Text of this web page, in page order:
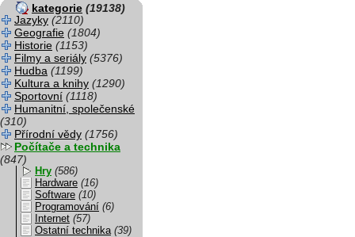
kategorie (19138)
Jazyky (2110)
Geografie (1804)
Historie (1153)
Filmy a seriály (5376)
Hudba (1199)
Kultura a knihy (1290)
Sportovní (1118)
Humanitní, společenské
(310)
Přírodní vědy (1756)
Počítače a technika
(847)
Hry (586)
Hardware (16)
Software (10)
Programování (6)
Internet (57)
Ostatní technika (39)